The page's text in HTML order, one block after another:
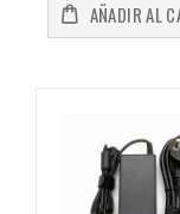
AÑADIR AL